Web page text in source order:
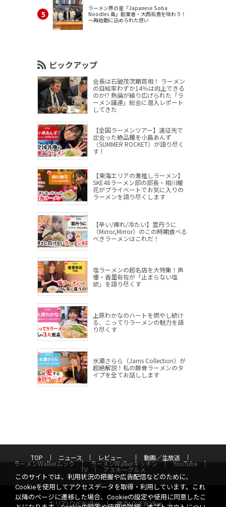
ラーメン界の星『Japanese Soba
Noodles 蔦』創業者・大西祐貴を味わう！
～再始動に込められた想い
ピックアップ
会長は石破茂次期首相！ ラーメン
の自給率わずか14％は向上できる
のか!? 熱論が繰り広げられた「ラ
ーメン議連」総会に潜入レポート
してきた
【全国ラーメンツアー】遠征先で
出会った絶品麺を小島あんず
（SUMMER ROCKET）が語り尽く
す！
【東海エリアの激推しラーメン】
SKE48ラーメン部の部長・相川暖
花がプライベートでお気に入りの
ラーメンを語り尽くします
【辛い/痺れ/冷たい】雲丹うに
（Mirror,Mirror）のこの時期食べる
べきラーメンはこれだ！
塩ラーメンの超名店を大特集！声
優・香里有佐が「止まらない塩
欲」を語り尽くす
上原わかなのハートを燃やし続け
る、こってりラーメンの魅力を語
り尽くす
水瀬さらら（Jams Collection）が
超絶解説！私の豚骨ラーメンのタ
イプを全てお話しします
TOP ニュース レビュー 動画／生放送
ラーメンWalkerムック ラーメンWalkerキッチン YouTube
TV アスキーグルメ
エリアLOVEWalker 横浜LOVEWalker
このサイトでは、利用状況の把握や広告配信などのために、
Cookieを使用してアクセスデータを取得・利用しています。これ
以降のページに遷移した場合、Cookieの設定や使用に同意したこ